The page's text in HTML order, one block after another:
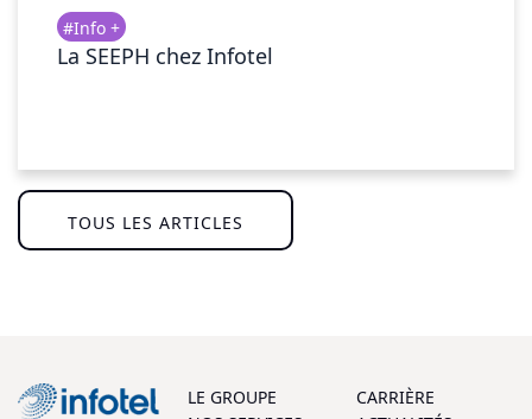
#Info +
La SEEPH chez Infotel
TOUS LES ARTICLES
LE GROUPE
CARRIÈRE